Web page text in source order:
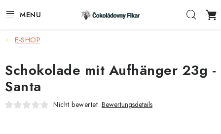
Inhalt
E-SHOP
WERBEARTIKEL
INFORMACE
E-SHOP
Schokolade mit Aufhänger 23g -
Santa
Nicht bewertet Bewertungsdetails